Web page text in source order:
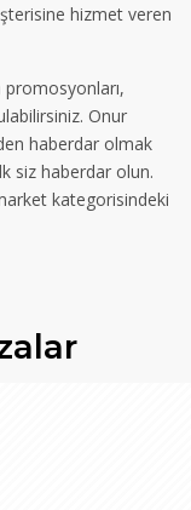
hizmet veren
Onur
haberdar olmak
siz haberdar olun.
kategorisindeki